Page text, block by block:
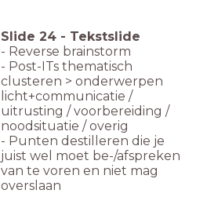
Slide 24 - Tekstslide
- Reverse brainstorm
- Post-ITs thematisch
clusteren > onderwerpen
licht+communicatie /
uitrusting / voorbereiding /
noodsituatie / overig
- Punten destilleren die je
juist wel moet be-/afspreken
van te voren en niet mag
overslaan